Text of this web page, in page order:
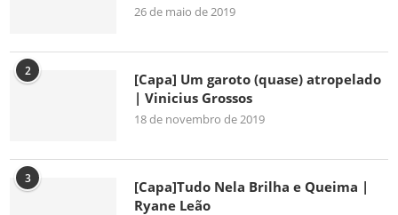
26 de maio de 2019
2
[Capa] Um garoto (quase) atropelado
| Vinicius Grossos
18 de novembro de 2019
3
[Capa]Tudo Nela Brilha e Queima |
Ryane Leão